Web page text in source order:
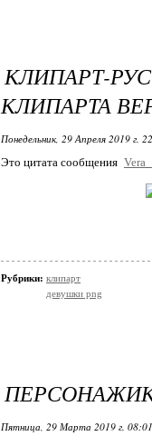
КЛИПАРТ-
КЛИПАРТА
Понедельник, 29 Апреля 2019 г.
Это цитата сообщения
Рубрики: клипарт
девушки png
Пятница, 29 Марта 2019 г.